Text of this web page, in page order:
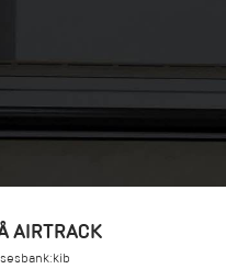
AIRTRACK